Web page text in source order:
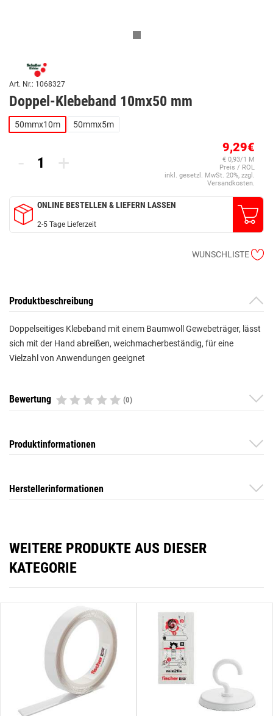
Art. Nr.: 1068327
Doppel-Klebeband 10mx50 mm
50mmx10m 50mmx5m
- +
9,29€
€ 0,93/1 M
Preis / ROL
inkl. gesetzl. MwSt. 20%, zzgl.
Versandkosten.
ONLINE BESTELLEN & LIEFERN LASSEN
2-5 Tage Lieferzeit
WUNSCHLISTE
Produktbeschreibung
Doppelseitiges Klebeband mit einem Baumwoll Gewebeträger, lässt
sich mit der Hand abreißen, weichmacherbeständig, für eine
Vielzahl von Anwendungen geeignet
Bewertung (0)
Produktinformationen
Herstellerinformationen
WEITERE PRODUKTE AUS DIESER
KATEGORIE